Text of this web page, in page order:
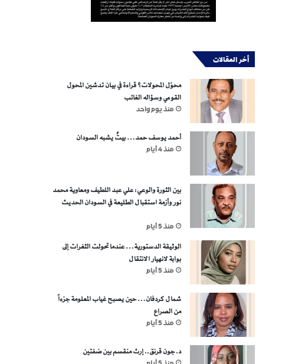
أخر المقالات
محوّل المحولات؟ قراءة في بيان تدشين المحول
القومي وسؤاله الغائب
منذ يوم واحد
أحمد يوسف حمد… بيتٌ يشبه السودان
منذ 4 أيام
بين الثورة والوعي: علي عبد اللطيف ومعاوية محمد
نور وأزمة استقبال الطليعة في السودان الحديث
منذ 5 أيام
الوثيقة الدستورية… عندما تحولت الثغرات إلى
بوابة لانهيار الانتقال
منذ 5 أيام
شمال كردفان… حين يصبح غياب المعلومة جزءاً
من الصراع
منذ 5 أيام
د. جون قرنق.. إرث منقسم بين ضفتين